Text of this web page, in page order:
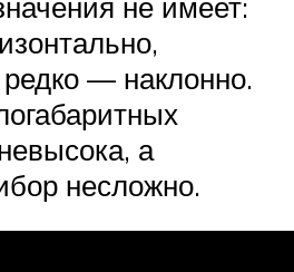
— наклонно.
а
несложно.